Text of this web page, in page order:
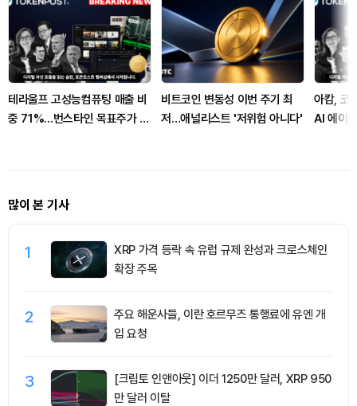
테라울프 고성능컴퓨팅 매출 비
중 71%…번스타인 목표주가 유
비트코인 변동성 이번 주기 최
저…애널리스트 '저위험 아니다'
아캄, 코
AI 에이
많이 본 기사
1
XRP 가격 등락 속 유럽 규제 완성과 크로스체인
확장 주목
2
주요 해운사들, 이란 호르무즈 통행료에 유엔 개
입 요청
3
[크립토 인앤아웃] 이더 1250만 달러, XRP 950
만 달러 이탈